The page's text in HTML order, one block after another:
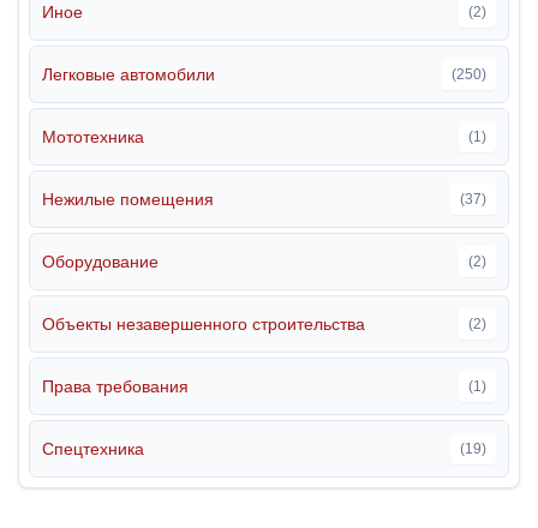
Иное (2)
Легковые автомобили (250)
Мототехника (1)
Нежилые помещения (37)
Оборудование (2)
Объекты незавершенного строительства (2)
Права требования (1)
Спецтехника (19)